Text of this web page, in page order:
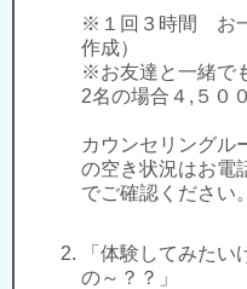
※１回３時間 お
作成）
※お友達と一緒で
2名の場合４,５０
カウンセリングル
の空き状況はお電
でご確認ください。
「体験してみた
の～？？」